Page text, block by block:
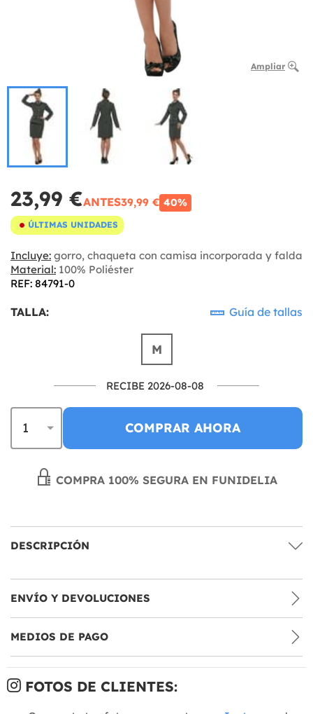
Ampliar
23,99 €ANTES39,99 € 40%
ÚLTIMAS UNIDADES
Incluye: gorro, chaqueta con camisa incorporada y falda
Material: 100% Poliéster
REF: 84791-0
TALLA: Guía de tallas
M
RECIBE 2026-08-08
COMPRAR AHORA
COMPRA 100% SEGURA EN FUNIDELIA
DESCRIPCIÓN
ENVÍO Y DEVOLUCIONES
MEDIOS DE PAGO
FOTOS DE CLIENTES: